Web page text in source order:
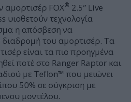
αμορτισέρ FOX® 2.5” Live
υιοθετούν τεχνολογία
η απόσβεση να
του αμορτισέρ. Τα
είναι τα πιο προηγμένα
ποτέ στο Ranger Raptor και
με Teflon™ που μειώνει
50% σε σύγκριση με
μοντέλου.